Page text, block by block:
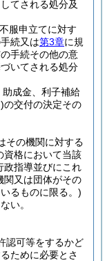
てされる処分及
服申立てに対す
続又は第3章に規
手続その他の意
いてされる処分
助成金、利子補給
の交付の決定その
その機関に対する
資格において当該
政指導並びにこれ
関又は団体がその
るものに限る。)
い。
認可等をするかど
ために必要とさ